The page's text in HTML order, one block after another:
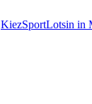
KiezSportLotsin in